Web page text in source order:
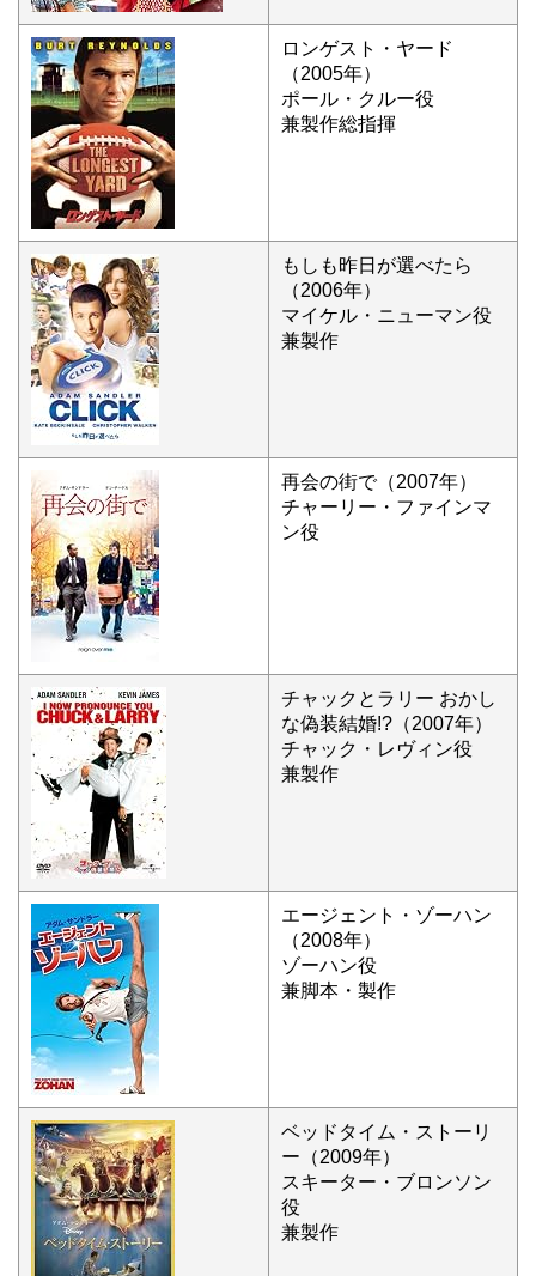
ロンゲスト・ヤード
（2005年）
ポール・クルー役
兼製作総指揮
もしも昨日が選べたら
（2006年）
マイケル・ニューマン役
兼製作
再会の街で（2007年）
チャーリー・ファインマ
ン役
チャックとラリー おかし
な偽装結婚!?（2007年）
チャック・レヴィン役
兼製作
エージェント・ゾーハン
（2008年）
ゾーハン役
兼脚本・製作
ベッドタイム・ストーリ
ー（2009年）
スキーター・ブロンソン
役
兼製作